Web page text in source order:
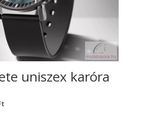
uniszex karóra